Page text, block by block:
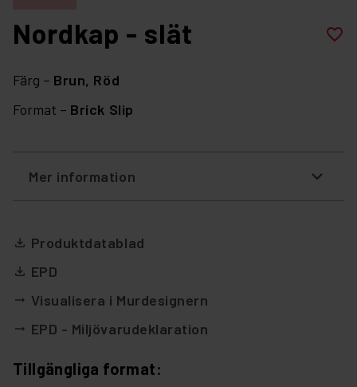
Nordkap - slät favorite_border
Färg – Brun, Röd
Format – Brick Slip
Mer information
file_download Produktdatablad
file_download EPD
arrow_right_alt Visualisera i Murdesignern
arrow_right_alt EPD - Miljövarudeklaration
Tillgängliga format: